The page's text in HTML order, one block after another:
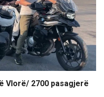
Vlorë/ 2700 pasagjerë